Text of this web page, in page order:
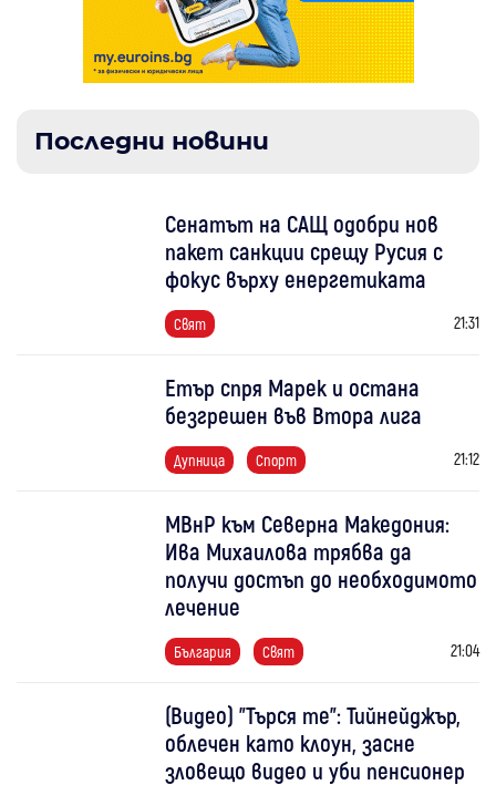
Последни новини
Сенатът на САЩ одобри нов
пакет санкции срещу Русия с
фокус върху енергетиката
Свят 21:31
Етър спря Марек и остана
безгрешен във Втора лига
Дупница Спорт 21:12
МВнР към Северна Македония:
Ива Михаилова трябва да
получи достъп до необходимото
лечение
България Свят 21:04
(Видео) "Търся те": Тийнейджър,
облечен като клоун, засне
зловещо видео и уби пенсионер